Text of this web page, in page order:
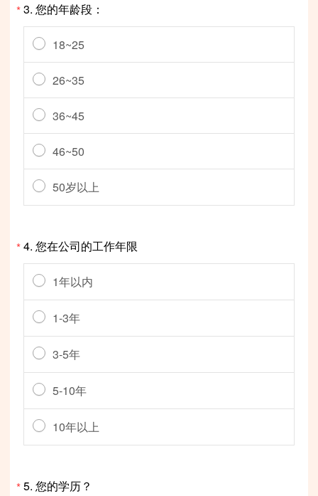
*3. 您的年龄段：
18~25
26~35
36~45
46~50
50岁以上
*4. 您在公司的工作年限
1年以内
1-3年
3-5年
5-10年
10年以上
*5. 您的学历？